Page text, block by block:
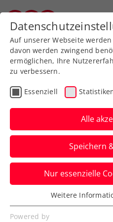
Zurück zur
Billie Jean King Cup
Alpstar Billie
Cup Team
eröffnet
Österreichs Damen-
geht unter recht
in die erste
Verfasst von: Manuel Wachta,
Auf unserer Webseite
davon werden zwingend
ermöglichen, Ihre
zu verbessern.
Essenziell
Alle
Speichern
Nur essenzielle
Essenziell
Essenzielle Cookies werden
Weitere
Powered by